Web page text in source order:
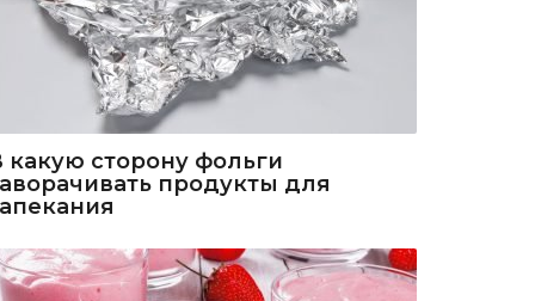
какую сторону фольги
продукты для